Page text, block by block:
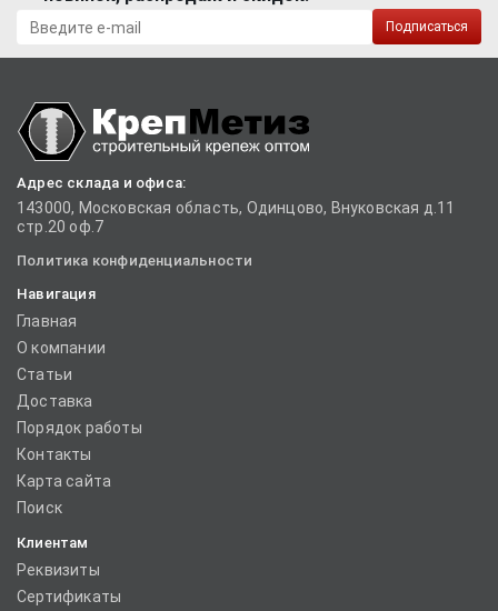
Подписаться
Адрес склада и офиса:
143000, Московская область, Одинцово, Внуковская д.11
стр.20 оф.7
Политика конфиденциальности
Навигация
Главная
О компании
Статьи
Доставка
Порядок работы
Контакты
Карта сайта
Поиск
Клиентам
Реквизиты
Сертификаты